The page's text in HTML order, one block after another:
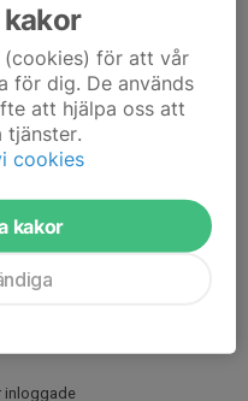
inloggade
(cookies) för att vår
för dig. De används
att hjälpa oss att
tjänster.
cookies
kakor